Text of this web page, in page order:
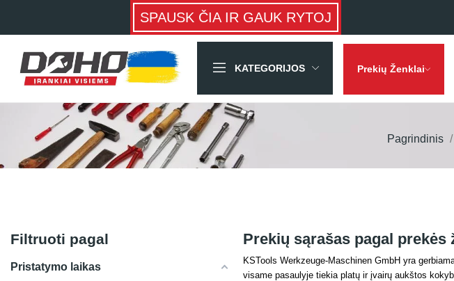
SPAUSK ČIA IR GAUK RYTOJ
KATEGORIJOS Prekių Ženklai
Pagrindinis
Filtruoti pagal
Pristatymo laikas
Prekių sąrašas pagal prekės
KSTools Werkzeuge-Maschinen GmbH yra
visame pasaulyje tiekia platų ir įvairų aukštos